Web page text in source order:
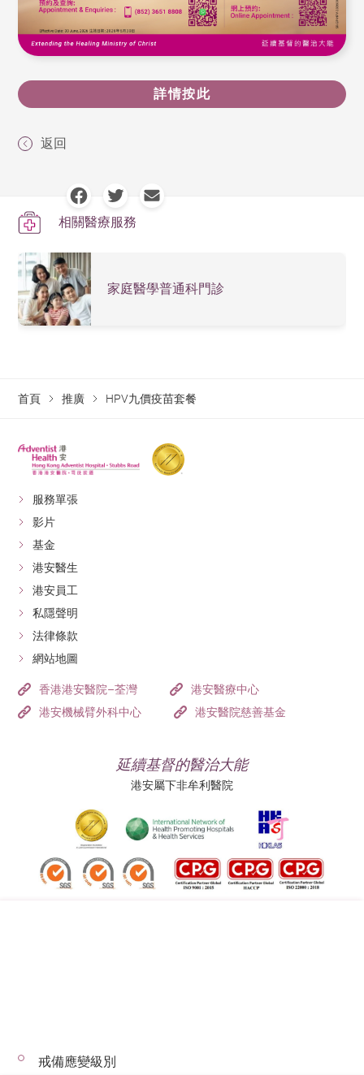
詳情按此
返回
相關醫療服務
家庭醫學普通科門診
首頁 推廣 HPV九價疫苗套餐
服務單張
影片
基金
港安醫生
港安員工
私隱聲明
法律條款
網站地圖
香港港安醫院–荃灣
港安醫療中心
港安機械臂外科中心
港安醫院慈善基金
延續基督的醫治大能
港安屬下非牟利醫院
© 2026 版權所有 © 港安醫療 保留一切權利
戒備應變級別